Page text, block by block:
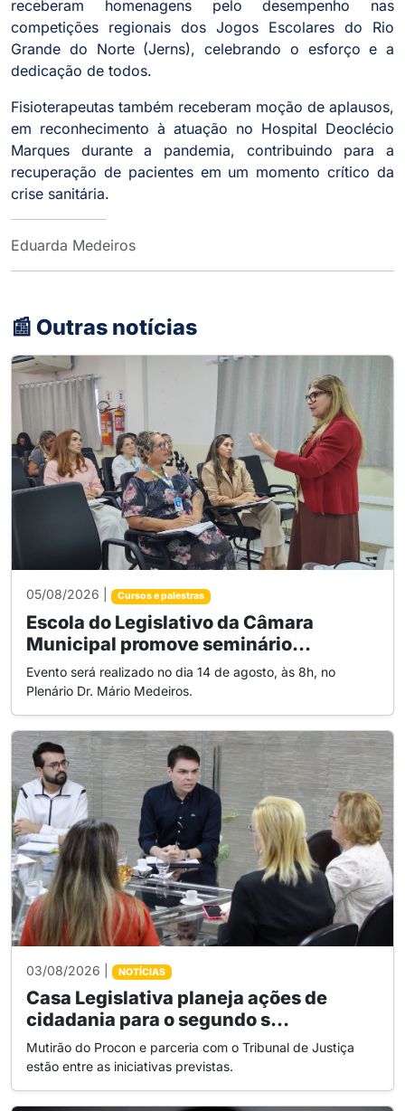
receberam homenagens pelo desempenho nas
competições regionais dos Jogos Escolares do Rio
Grande do Norte (Jerns), celebrando o esforço e a
dedicação de todos.
Fisioterapeutas também receberam moção de aplausos,
em reconhecimento à atuação no Hospital Deoclécio
Marques durante a pandemia, contribuindo para a
recuperação de pacientes em um momento crítico da
crise sanitária.
Eduarda Medeiros
📰 Outras notícias
05/08/2026 | Cursos e palestras
Escola do Legislativo da Câmara
Municipal promove seminário...
Evento será realizado no dia 14 de agosto, às 8h, no
Plenário Dr. Mário Medeiros.
03/08/2026 | NOTÍCIAS
Casa Legislativa planeja ações de
cidadania para o segundo s...
Mutirão do Procon e parceria com o Tribunal de Justiça
estão entre as iniciativas previstas.